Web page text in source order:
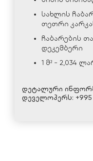
სახლის
თეთრი
ავეჯით
ჩაბარების
დეკემბერი
1 მ² - 2,034
დეტალური
დეველოპერს: +995